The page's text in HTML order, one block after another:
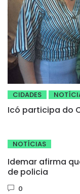
CIDADES
Icó participa do
NOTÍCIAS
Idemar afirma
de policia
0